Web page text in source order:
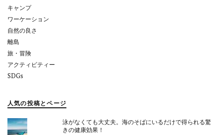
キャンプ
ワーケーション
自然の良さ
離島
旅・冒険
アクティビティー
SDGs
人気の投稿とページ
泳がなくても大丈夫。海のそばにいるだけで得られる驚
きの健康効果！